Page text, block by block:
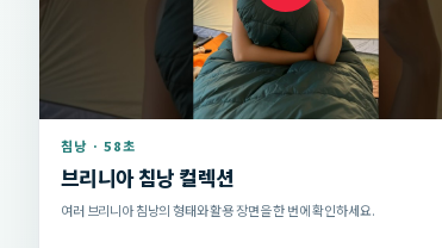
침낭 · 58초
브리니아 침낭 컬렉션
여러 브리니아 침낭의 형태와 활용 장면을 한 번에 확인하세요.